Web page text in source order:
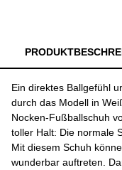
Ein direktes Ballgefühl
durch das Modell in
Nocken-Fußballschuh
toller Halt: Die normale
Mit diesem Schuh
wunderbar auftreten.